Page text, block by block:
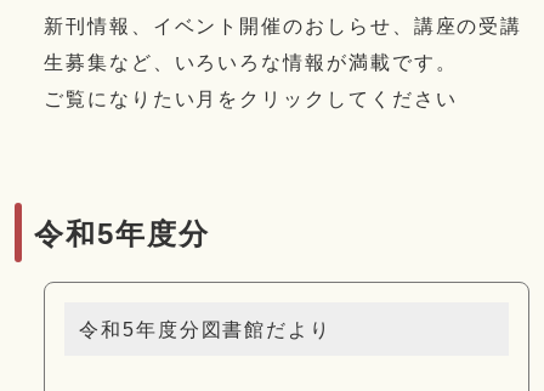
新刊情報、イベント開催のおしらせ、講座の受講
生募集など、いろいろな情報が満載です。
ご覧になりたい月をクリックしてください
令和5年度分
令和5年度分図書館だより